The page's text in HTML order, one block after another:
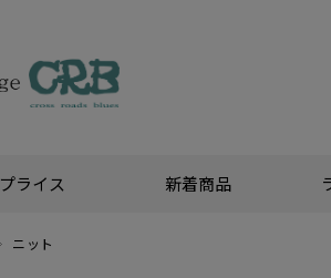
プライス 新着商品
ニット